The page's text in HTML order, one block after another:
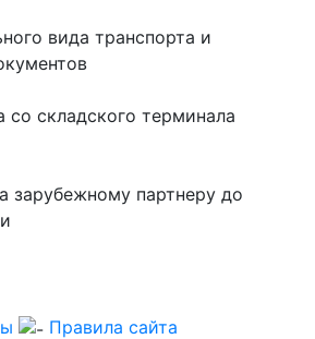
вида транспорта и
со складского терминала
зарубежному партнеру до
Правила сайта